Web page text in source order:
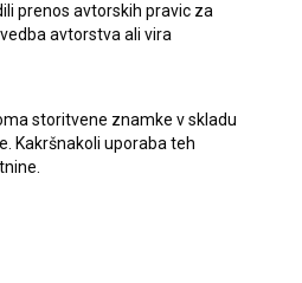
prenos avtorskih pravic za
avtorstva ali vira
storitvene znamke v skladu
Kakršnakoli uporaba teh